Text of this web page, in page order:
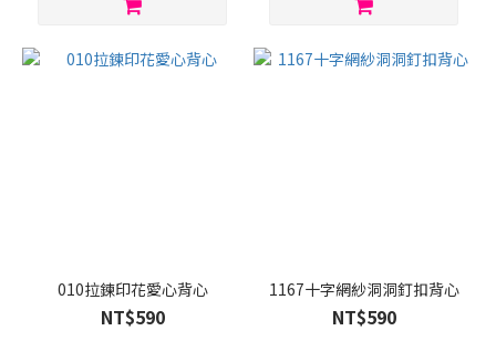
010拉鍊印花愛心背心
NT$590
1167十字網紗洞洞釘扣背心
NT$590